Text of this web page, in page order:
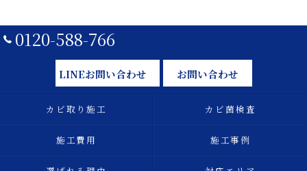
0120-588-766
LINEお問い合わせ お問い合わせ
カビ取り施工 カビ菌検査
施工費用 施工事例